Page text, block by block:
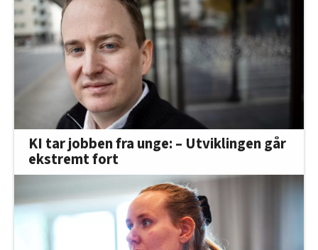
KI tar jobben fra unge: – Utviklingen går
ekstremt fort